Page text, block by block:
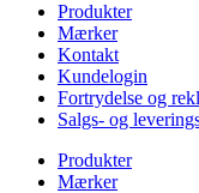
Produkter
Mærker
Kontakt
Kundelogin
Fortrydelse og
Salgs- og
Produkter
Mærker